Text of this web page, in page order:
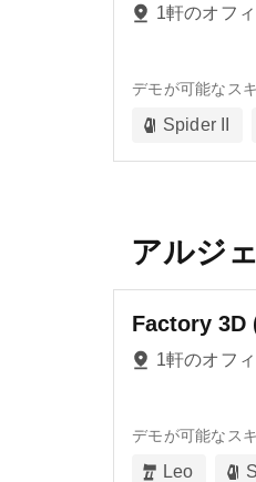
1軒のオフ
デモが可能なス
Spider II
アルジ
Factory 3D
1軒のオフ
デモが可能なス
Leo